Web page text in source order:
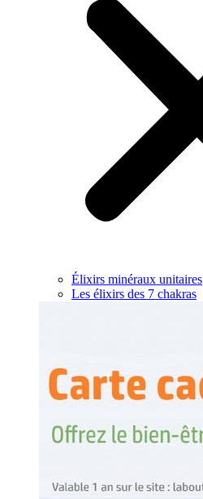
Élixirs minéraux unitaires
Les élixirs des 7 chakras